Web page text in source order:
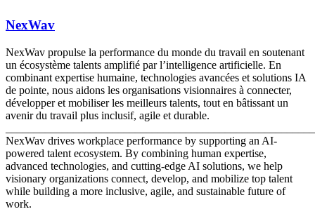
NexWav
NexWav propulse la performance du monde du travail en soutenant
un écosystème talents amplifié par l’intelligence artificielle. En
combinant expertise humaine, technologies avancées et solutions IA
de pointe, nous aidons les organisations visionnaires à connecter,
développer et mobiliser les meilleurs talents, tout en bâtissant un
avenir du travail plus inclusif, agile et durable.
NexWav drives workplace performance by supporting an AI-
powered talent ecosystem. By combining human expertise,
advanced technologies, and cutting-edge AI solutions, we help
visionary organizations connect, develop, and mobilize top talent
while building a more inclusive, agile, and sustainable future of
work.